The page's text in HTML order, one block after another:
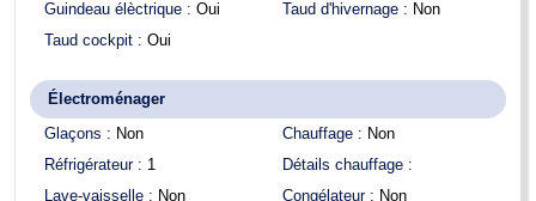
Guindeau élèctrique : Oui
Taud cockpit : Oui
Taud d'hivernage : Non
Électroménager
Glaçons : Non
Réfrigérateur : 1
Lave-vaisselle : Non
Chauffage : Non
Détails chauffage :
Congélateur : Non